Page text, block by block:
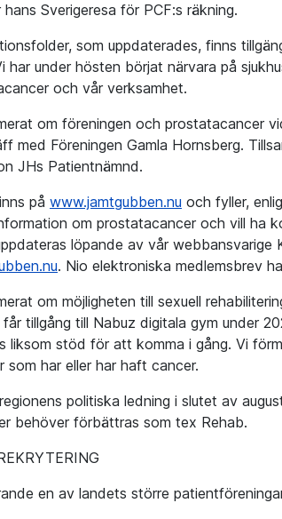
hans Sverigeresa för PCF:s räkning.
som uppdaterades, finns
har under hösten börjat närvara på
och vår verksamhet.
om föreningen och prostatacancer
med Föreningen Gamla Hornsberg.
JHs Patientnämnd.
på www.jamtgubben.nu och fyller,
om prostatacancer och vill ha
löpande av vår webbansvarige
. Nio elektroniska medlemsbrev
om möjligheten till sexuell
får tillgång till Nabuz digitala gym under
liksom stöd för att komma i gång. Vi
som har eller har haft cancer.
politiska ledning i slutet av
behöver förbättras som tex Rehab.
en av landets större